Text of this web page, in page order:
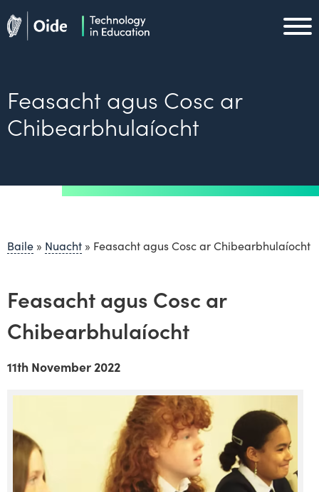
Skip to main content
Feasacht agus Cosc ar
Chibearbhulaíocht
Baile » Nuacht » Feasacht agus Cosc ar Chibearbhulaíocht
Feasacht agus Cosc ar
Chibearbhulaíocht
11th November 2022